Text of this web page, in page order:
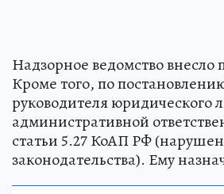
Надзорное ведомство внесло
Кроме того, по
руководителя юридического
административной
статьи 5.27 КоАП РФ
законодательства). Ему